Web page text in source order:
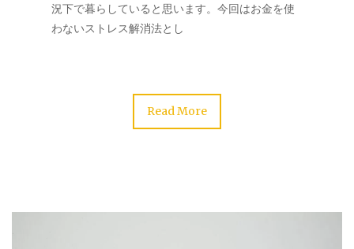
況下で暮らしていると思います。今回はお金を使
わないストレス解消法とし
Read More